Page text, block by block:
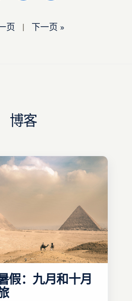
页 | 下一页 »
博客
假：九月和十月